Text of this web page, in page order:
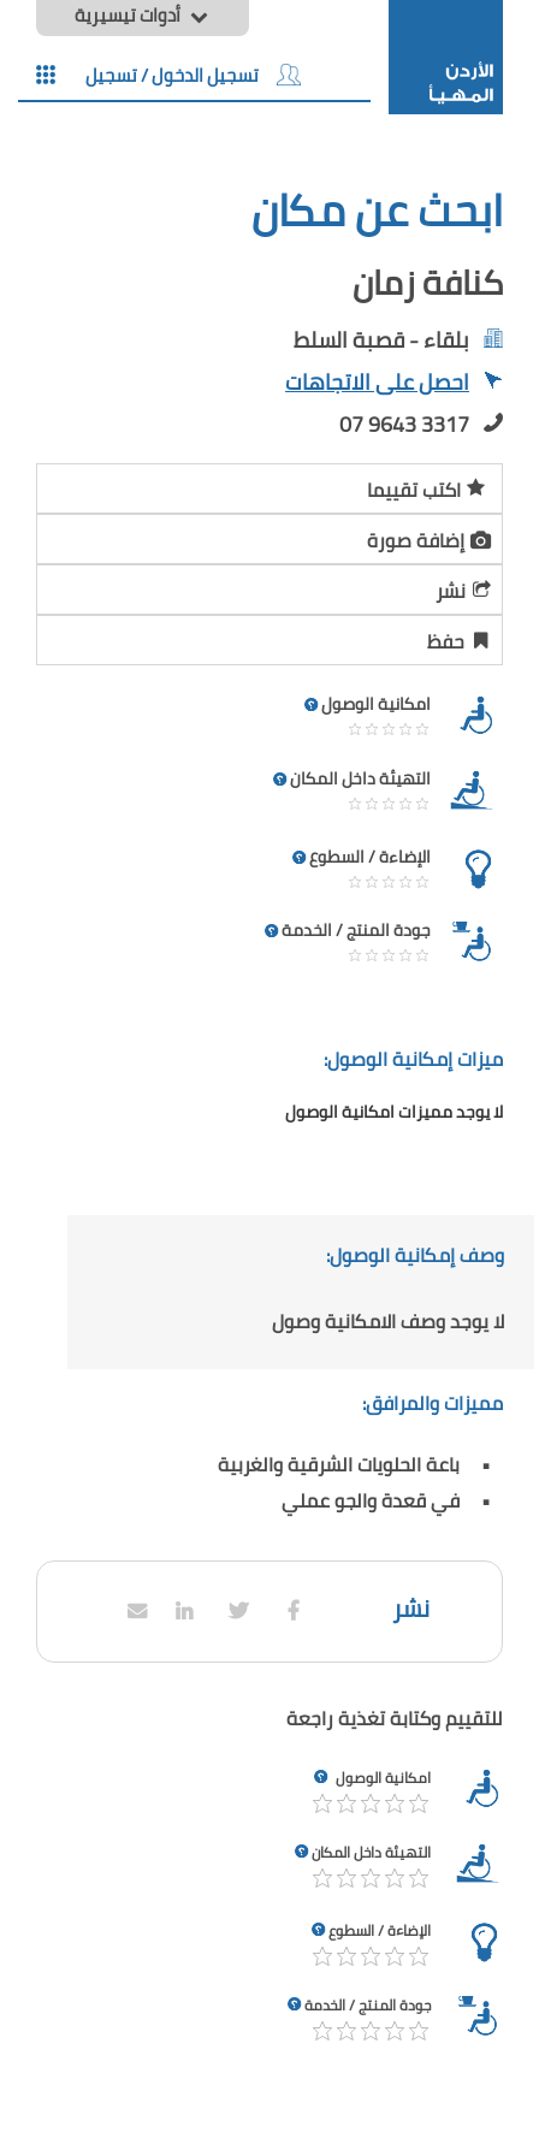
أدوات تيسيرية
تسجيل الدخول / تسجيل
ابحث عن مكان
كنافة زمان
بلقاء - قصبة السلط
احصل على الاتجاهات
07 9643 3317
اكتب تقييما
إضافة صورة
نشر
حفظ
امكانية الوصول
التهيئة داخل المكان
الإضاءة / السطوع
جودة المنتج / الخدمة
ميزات إمكانية الوصول:
لا يوجد مميزات امكانية الوصول
وصف إمكانية الوصول:
لا يوجد وصف الامكانية وصول
مميزات والمرافق:
باعة الحلويات الشرقية والغربية
في قعدة والجو عملي
نشر
للتقييم وكتابة تغذية راجعة
امكانية الوصول
التهيئة داخل المكان
الإضاءة / السطوع
جودة المنتج / الخدمة